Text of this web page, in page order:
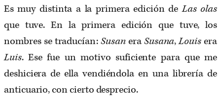
Es muy distinta a la primera edición deLas olas
que tuve. En la primera edición que tuve, los
nombres se traducían:SusaneraSusana,Louisera
Luis. Ese fue un motivo suficiente para que me
deshiciera de ella vendiéndola en una librería de
anticuario, con cierto desprecio.